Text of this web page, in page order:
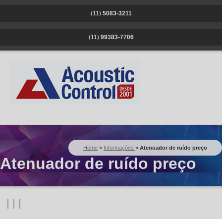
(11) 5083-3211
(11) 99383-7706
Home » Informações » Atenuador de ruído preço
Atenuador de ruído preço